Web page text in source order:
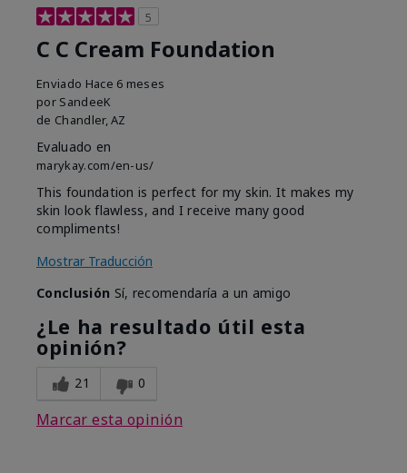
5
C C Cream Foundation
Enviado Hace 6 meses
por SandeeK
de Chandler, AZ
Evaluado en
marykay.com/en-us/
This foundation is perfect for my skin. It makes my
skin look flawless, and I receive many good
compliments!
Mostrar Traducción
Conclusión Sí, recomendaría a un amigo
¿Le ha resultado útil esta
opinión?
21 0
Marcar esta opinión